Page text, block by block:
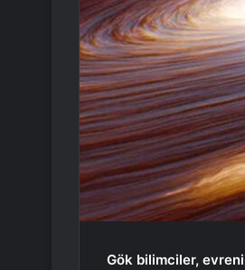
Gök bilimciler,